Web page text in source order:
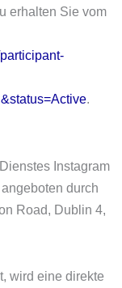
erhalten Sie vom
.
Instagram
durch
Road, Dublin 4,
wird eine direkte